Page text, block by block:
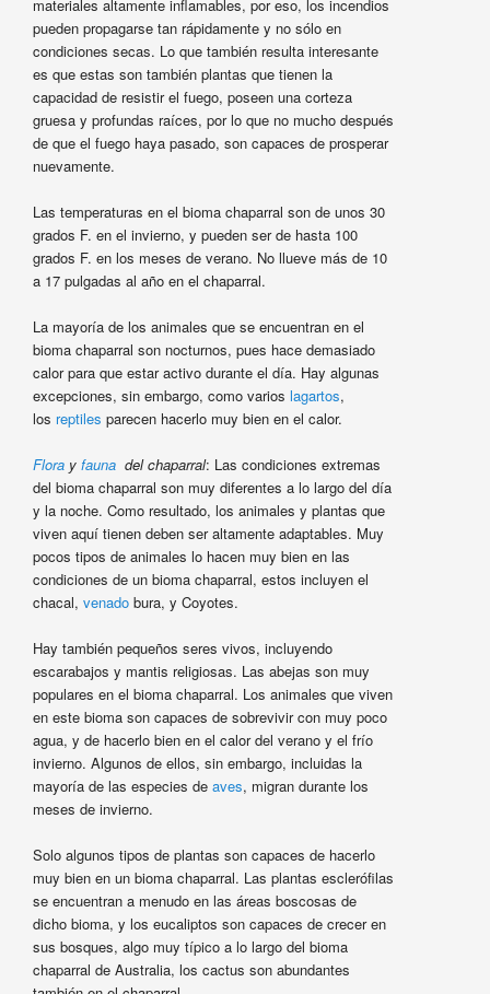
materiales altamente inflamables, por eso, los incendios
pueden propagarse tan rápidamente y no sólo en
condiciones secas. Lo que también resulta interesante
es que estas son también plantas que tienen la
capacidad de resistir el fuego, poseen una corteza
gruesa y profundas raíces, por lo que no mucho después
de que el fuego haya pasado, son capaces de prosperar
nuevamente.
Las temperaturas en el bioma chaparral son de unos 30
grados F. en el invierno, y pueden ser de hasta 100
grados F. en los meses de verano. No llueve más de 10
a 17 pulgadas al año en el chaparral.
La mayoría de los animales que se encuentran en el
bioma chaparral son nocturnos, pues hace demasiado
calor para que estar activo durante el día. Hay algunas
excepciones, sin embargo, como varios lagartos,
los reptiles parecen hacerlo muy bien en el calor.
Floray faunadel chaparral: Las condiciones extremas
del bioma chaparral son muy diferentes a lo largo del día
y la noche. Como resultado, los animales y plantas que
viven aquí tienen deben ser altamente adaptables. Muy
pocos tipos de animales lo hacen muy bien en las
condiciones de un bioma chaparral, estos incluyen el
chacal, venadobura, y Coyotes.
Hay también pequeños seres vivos, incluyendo
escarabajos y mantis religiosas. Las abejas son muy
populares en el bioma chaparral. Los animales que viven
en este bioma son capaces de sobrevivir con muy poco
agua, y de hacerlo bien en el calor del verano y el frío
invierno. Algunos de ellos, sin embargo, incluidas la
mayoría de las especies de aves, migran durante los
meses de invierno.
Solo algunos tipos de plantas son capaces de hacerlo
muy bien en un bioma chaparral. Las plantas esclerófilas
se encuentran a menudo en las áreas boscosas de
dicho bioma, y los eucaliptos son capaces de crecer en
sus bosques, algo muy típico a lo largo del bioma
chaparral de Australia, los cactus son abundantes